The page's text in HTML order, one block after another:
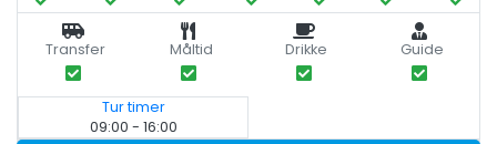
Transfer Måltid Drikke Guide
Tur timer
09:00 - 16:00